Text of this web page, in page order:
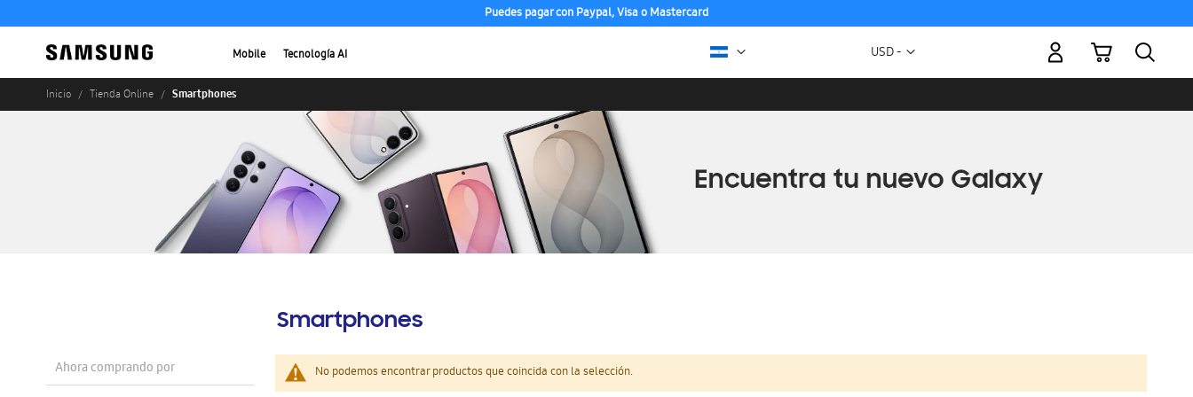
Puedes pagar con Paypal, Visa o Mastercard
Mobile Tecnología AI Moneda
USD -
Mi carrito
Inicio Tienda Online Smartphones
Smartphones
No podemos encontrar productos que coincida con la selección.
Ahora comprando por